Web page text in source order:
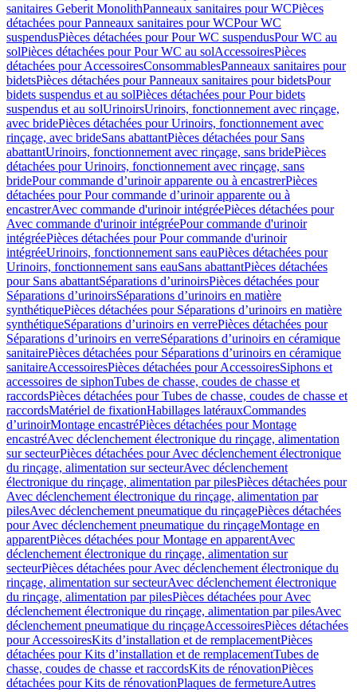
sanitaires Geberit MonolithPanneaux sanitaires pour WCPièces
détachées pour Panneaux sanitaires pour WCPour WC
suspendusPièces détachées pour Pour WC suspendusPour WC au
solPièces détachées pour Pour WC au solAccessoiresPièces
détachées pour AccessoiresConsommablesPanneaux sanitaires pour
bidetsPièces détachées pour Panneaux sanitaires pour bidetsPour
bidets suspendus et au solPièces détachées pour Pour bidets
suspendus et au solUrinoirsUrinoirs, fonctionnement avec rinçage,
avec bridePièces détachées pour Urinoirs, fonctionnement avec
rinçage, avec brideSans abattantPièces détachées pour Sans
abattantUrinoirs, fonctionnement avec rinçage, sans bridePièces
détachées pour Urinoirs, fonctionnement avec rinçage, sans
bridePour commande d’urinoir apparente ou à encastrerPièces
détachées pour Pour commande d’urinoir apparente ou à
encastrerAvec commande d'urinoir intégréePièces détachées pour
Avec commande d'urinoir intégréePour commande d'urinoir
intégréePièces détachées pour Pour commande d'urinoir
intégréeUrinoirs, fonctionnement sans eauPièces détachées pour
Urinoirs, fonctionnement sans eauSans abattantPièces détachées
pour Sans abattantSéparations d’urinoirsPièces détachées pour
Séparations d’urinoirsSéparations d’urinoirs en matière
synthétiquePièces détachées pour Séparations d’urinoirs en matière
synthétiqueSéparations d’urinoirs en verrePièces détachées pour
Séparations d’urinoirs en verreSéparations d’urinoirs en céramique
sanitairePièces détachées pour Séparations d’urinoirs en céramique
sanitaireAccessoiresPièces détachées pour AccessoiresSiphons et
accessoires de siphonTubes de chasse, coudes de chasse et
raccordsPièces détachées pour Tubes de chasse, coudes de chasse et
raccordsMatériel de fixationHabillages latérauxCommandes
dʼurinoirMontage encastréPièces détachées pour Montage
encastréAvec déclenchement électronique du rinçage, alimentation
sur secteurPièces détachées pour Avec déclenchement électronique
du rinçage, alimentation sur secteurAvec déclenchement
électronique du rinçage, alimentation par pilesPièces détachées pour
Avec déclenchement électronique du rinçage, alimentation par
pilesAvec déclenchement pneumatique du rinçagePièces détachées
pour Avec déclenchement pneumatique du rinçageMontage en
apparentPièces détachées pour Montage en apparentAvec
déclenchement électronique du rinçage, alimentation sur
secteurPièces détachées pour Avec déclenchement électronique du
rinçage, alimentation sur secteurAvec déclenchement électronique
du rinçage, alimentation par pilesPièces détachées pour Avec
déclenchement électronique du rinçage, alimentation par pilesAvec
déclenchement pneumatique du rinçageAccessoiresPièces détachées
pour AccessoiresKits d’installation et de remplacementPièces
détachées pour Kits d’installation et de remplacementTubes de
chasse, coudes de chasse et raccordsKits de rénovationPièces
détachées pour Kits de rénovationPlaques de fermetureAutres